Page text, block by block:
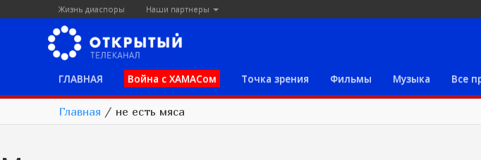
Жизнь диаспоры Наши партнеры
ГЛАВНАЯ Война с ХАМАСом Точка зрения Фильмы Музыка Все
Главная / не есть мяса